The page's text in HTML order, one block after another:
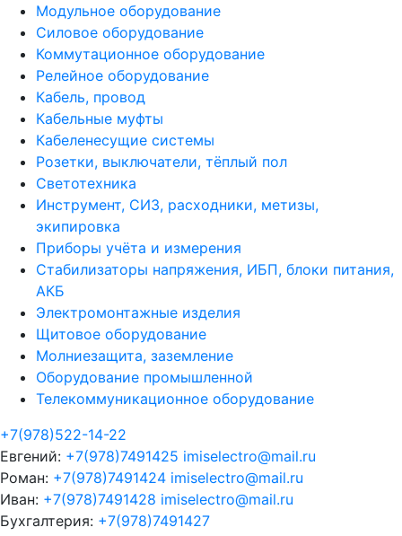
Модульное оборудование
Силовое оборудование
Коммутационное оборудование
Релейное оборудование
Кабель, провод
Кабельные муфты
Кабеленесущие системы
Розетки, выключатели, тёплый пол
Светотехника
Инструмент, СИЗ, расходники, метизы,
экипировка
Приборы учёта и измерения
Стабилизаторы напряжения, ИБП, блоки питания,
АКБ
Электромонтажные изделия
Щитовое оборудование
Молниезащита, заземление
Оборудование промышленной
Телекоммуникационное оборудование
+7(978)522-14-22
Евгений: +7(978)7491425 imiselectro@mail.ru
Роман: +7(978)7491424 imiselectro@mail.ru
Иван: +7(978)7491428 imiselectro@mail.ru
Бухгалтерия: +7(978)7491427